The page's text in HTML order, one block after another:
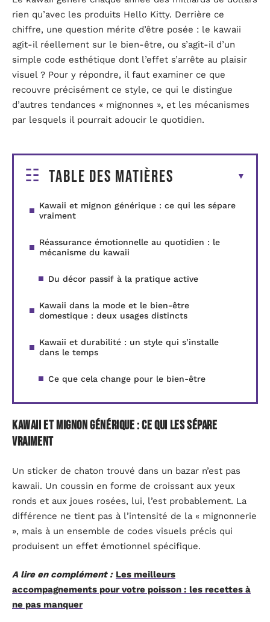
rien qu’avec les produits Hello Kitty. Derrière ce
chiffre, une question mérite d’être posée : le kawaii
agit-il réellement sur le bien-être, ou s’agit-il d’un
simple code esthétique dont l’effet s’arrête au plaisir
visuel ? Pour y répondre, il faut examiner ce que
recouvre précisément ce style, ce qui le distingue
d’autres tendances « mignonnes », et les mécanismes
par lesquels il pourrait adoucir le quotidien.
Table des matières
Kawaii et mignon générique : ce qui les sépare
vraiment
Réassurance émotionnelle au quotidien : le
mécanisme du kawaii
Du décor passif à la pratique active
Kawaii dans la mode et le bien-être
domestique : deux usages distincts
Kawaii et durabilité : un style qui s’installe
dans le temps
Ce que cela change pour le bien-être
Kawaii et mignon générique : ce qui les sépare
vraiment
Un sticker de chaton trouvé dans un bazar n’est pas
kawaii. Un coussin en forme de croissant aux yeux
ronds et aux joues rosées, lui, l’est probablement. La
différence ne tient pas à l’intensité de la « mignonnerie
», mais à un ensemble de codes visuels précis qui
produisent un effet émotionnel spécifique.
A lire en complément : Les meilleurs
accompagnements pour votre poisson : les recettes à
ne pas manquer